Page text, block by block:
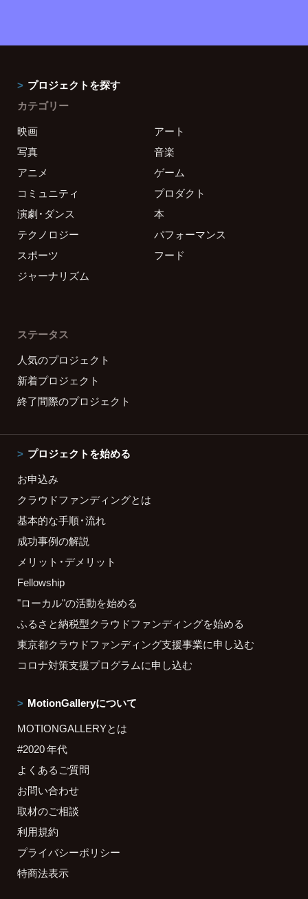
プロジェクトを探す
カテゴリー
映画
アート
写真
音楽
アニメ
ゲーム
コミュニティ
プロダクト
演劇・ダンス
本
テクノロジー
パフォーマンス
スポーツ
フード
ジャーナリズム
ステータス
人気のプロジェクト
新着プロジェクト
終了間際のプロジェクト
プロジェクトを始める
お申込み
クラウドファンディングとは
基本的な手順・流れ
成功事例の解説
メリット・デメリット
Fellowship
"ローカル"の活動を始める
ふるさと納税型クラウドファンディングを始める
東京都クラウドファンディング支援事業に申し込む
コロナ対策支援プログラムに申し込む
MotionGalleryについて
MOTIONGALLERYとは
#2020 年代
よくあるご質問
お問い合わせ
取材のご相談
利用規約
プライバシーポリシー
特商法表示